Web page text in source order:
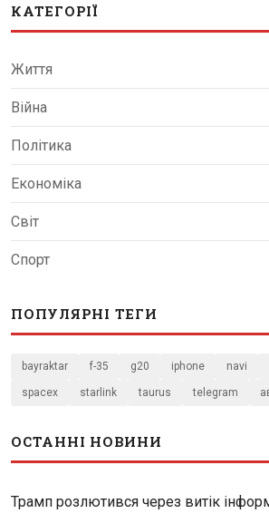
КАТЕГОРІЇ
Життя
Війна
Політика
Економіка
Світ
Спорт
ПОПУЛЯРНІ ТЕГИ
bayraktar f-35 g20 iphone navi
spacex starlink taurus telegram
ОСТАННІ НОВИНИ
Трамп розлютився через витік